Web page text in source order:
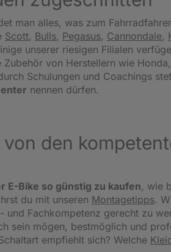
man alles, was zum
Scott, Bulls, Pegasus, Cannondale,
unserer riesigen Filialen
von Herstellern wie
Schulungen und Coachings
nennen dürfen.
den
E-Bike so günstig zu kaufen, wie
du mit unseren Montagetipps.
und Fachkompetenz gerecht zu
sein mögen, bestmöglich und
empfiehlt sich? Welche